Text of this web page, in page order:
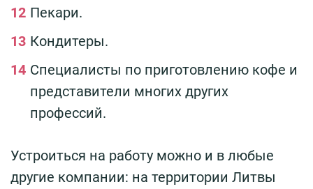
Пекари.
Кондитеры.
Специалисты по приготовлению кофе и
представители многих других
профессий.
Устроиться на работу можно и в любые
другие компании: на территории Литвы